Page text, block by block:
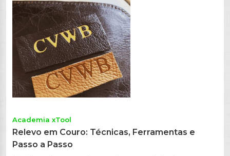
Academia xTool
Relevo em Couro: Técnicas, Ferramentas e
Passo a Passo